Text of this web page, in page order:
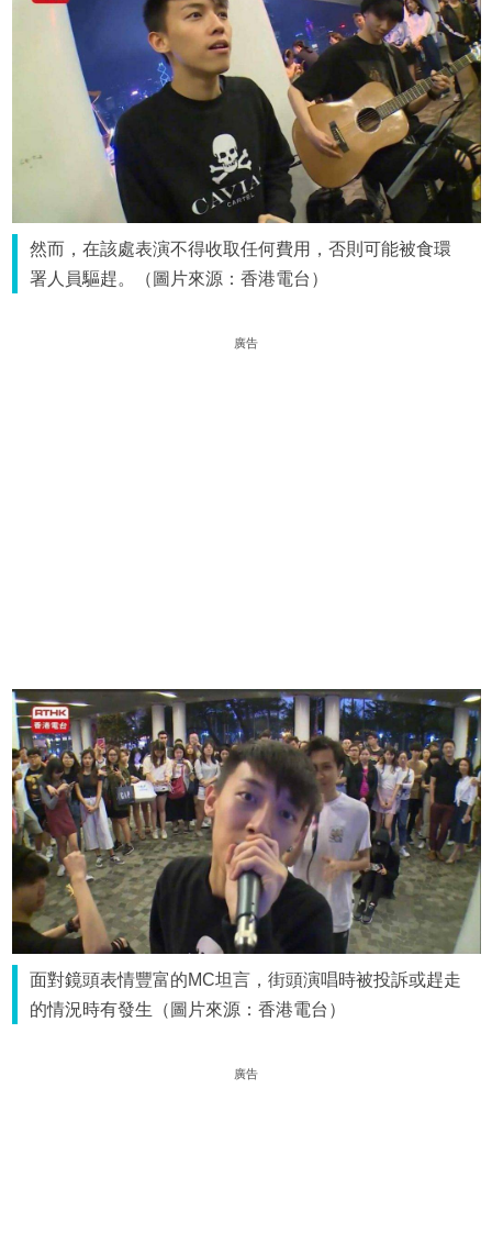
然而，在該處表演不得收取任何費用，否則可能被食環
署人員驅趕。（圖片來源：香港電台）
廣告
面對鏡頭表情豐富的MC坦言，街頭演唱時被投訴或趕走
的情況時有發生（圖片來源：香港電台）
廣告